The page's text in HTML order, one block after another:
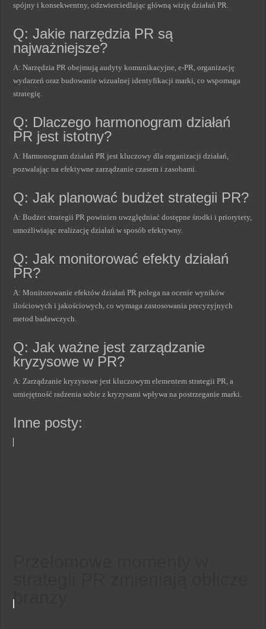
spójny i konsekwentny, odzwierciedlając główną wizję działań PR.
Q: Jakie narzędzia PR są
najważniejsze?
A: Narzędzia PR obejmują audyty komunikacyjne, e-PR, organizację
wydarzeń oraz budowanie wizualnej identyfikacji marki, co wspomaga
strategię.
Q: Dlaczego harmonogram działań
PR jest istotny?
A: Harmonogram działań PR jest kluczowy dla organizacji działań,
pozwalając na efektywne zarządzanie czasem i zasobami.
Q: Jak planować budżet strategii PR?
A: Budżet strategii PR powinien uwzględniać dostępne środki i priorytety,
umożliwiając realizację działań w sposób efektywny.
Q: Jak monitorować efekty działań
PR?
A: Monitorowanie efektów działań PR polega na ocenie wyników
ilościowych i jakościowych, co wymaga zastosowania precyzyjnych
metod badawczych.
Q: Jak ważne jest zarządzanie
kryzysowe w PR?
A: Zarządzanie kryzysowe jest kluczowym elementem strategii PR, a
umiejętność radzenia sobie z kryzysami wpływa na postrzeganie marki.
Inne posty:
branży